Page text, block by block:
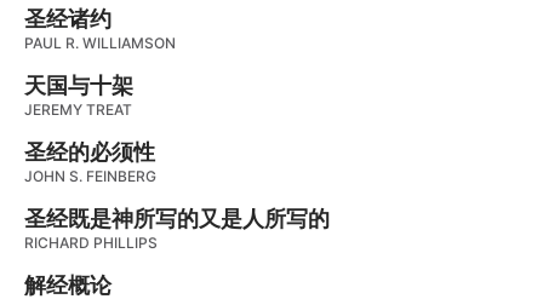
圣经诸约
PAUL R. WILLIAMSON
天国与十架
JEREMY TREAT
圣经的必须性
JOHN S. FEINBERG
圣经既是神所写的又是人所写的
RICHARD PHILLIPS
解经概论